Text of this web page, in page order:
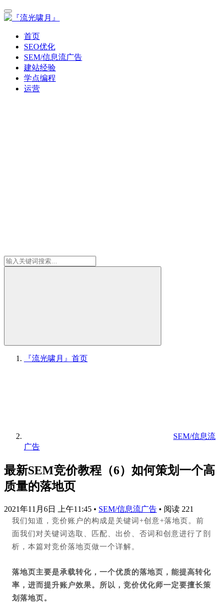
首页
SEO优化
SEM/信息流广告
建站经验
学点编程
运营
『流光啸月』 首页
SEM/信息流
广告
最新SEM竞价教程（6）如何策划一个高
质量的落地页
2021年11月6日 上午11:45 • SEM/信息流广告 • 阅读 221
我们知道，竞价账户的构成是关键词+创意+落地页。前
面我们对关键词选取、匹配、出价、否词和创意进行了剖
析，本篇对竞价落地页做一个详解。
落地页主要是承载转化，一个优质的落地页，能提高转化
率，进而提升账户效果。所以，竞价优化师一定要擅长策
划落地页。